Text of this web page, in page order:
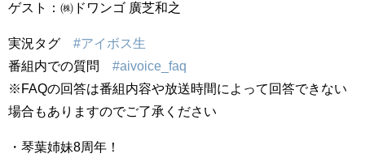
ゲスト：㈱ドワンゴ 廣芝和之
実況タグ #アイボス生
番組内での質問 #aivoice_faq
※FAQの回答は番組内容や放送時間によって回答できない
場合もありますのでご了承ください
・琴葉姉妹8周年！